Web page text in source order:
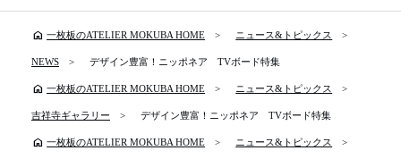
home 一枚板のATELIER MOKUBA HOME ニュース&トピックス
NEWS デザイン豊富！ニッポネア TVボード特集
home 一枚板のATELIER MOKUBA HOME ニュース&トピックス
吉祥寺ギャラリー デザイン豊富！ニッポネア TVボード特集
home 一枚板のATELIER MOKUBA HOME ニュース&トピックス